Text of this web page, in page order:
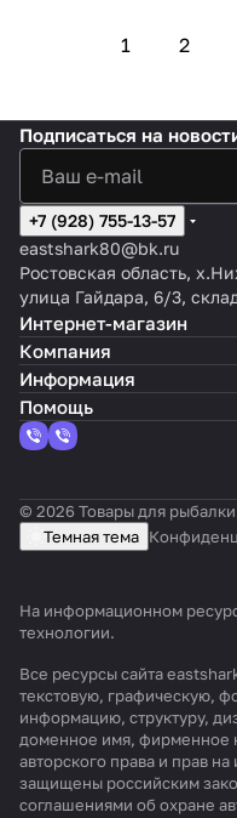
1 2
Подписаться на
+7 (928) 755-13-57
eastshark80@bk.ru
Ростовская область,
улица Гайдара, 6/3,
Интернет-магазин
Компания
Информация
Помощь
© 2026 Товары для
Темная тема
На информационном
технологии.
Все ресурсы сайта
текстовую, графическую,
информацию, структуру,
доменное имя, фирменное
авторского права и прав
защищены российским
соглашениями об охране